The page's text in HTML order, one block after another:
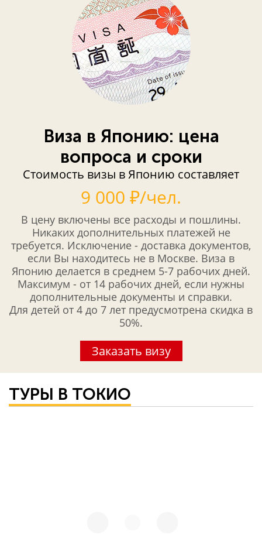
Виза в Японию: цена
вопроса и сроки
Стоимость визы в Японию составляет
9 000 ₽/чел.
В цену включены все расходы и пошлины.
Никаких дополнительных платежей не
требуется. Исключение - доставка документов,
если Вы находитесь не в Москве. Виза в
Японию делается в среднем 5-7 рабочих дней.
Максимум - от 14 рабочих дней, если нужны
дополнительные документы и справки.
Для детей от 4 до 7 лет предусмотрена скидка в
50%.
Заказать визу
ТУРЫ В ТОКИО